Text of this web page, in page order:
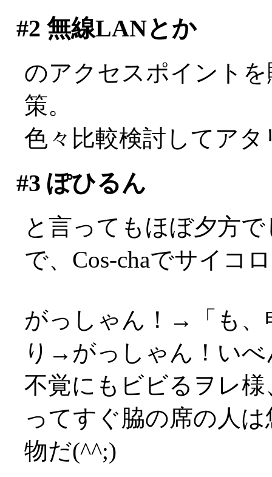
#2 無線LANとか
のアクセスポイント
策。
色々比較検討してア
#3 ぽひるん
と言ってもほぼ夕方
で、Cos-chaでサイコ
がっしゃん！→「も
り→がっしゃん！いべ
不覚にもビビるヲレ様
ってすぐ脇の席の人
物だ(^^;)